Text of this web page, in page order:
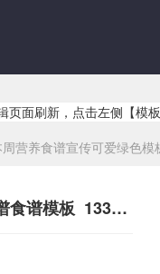
页面刷新，点击左侧【模
营养食谱宣传可爱绿色模
餐饮美食黄色通用GIF动图菜谱食谱模板 133158